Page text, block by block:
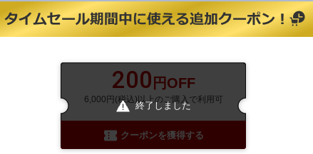
200 円OFF
6,000円(税込)以上のご購入で利用可
クーポンを獲得する
終了しました